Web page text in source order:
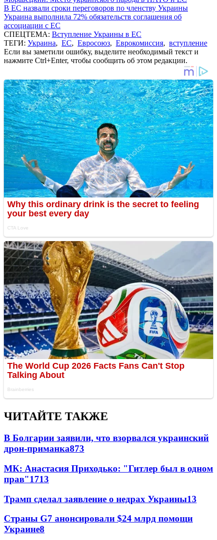
В ЕС назвали сроки переговоров по членству Украины
Украина выполнила 72% обязательств соглашения об
ассоциации с ЕС
СПЕЦТЕМА: Вступление Украины в ЕС
ТЕГИ: Украина, ЕС, Евросоюз, Еврокомиссия, вступление
Если вы заметили ошибку, выделите необходимый текст и
нажмите Ctrl+Enter, чтобы сообщить об этом редакции.
ЧИТАЙТЕ ТАКЖЕ
В Болгарии заявили, что взорвался украинский
дрон-приманка873
МК: Анастасия Приходько: "Гитлер был в одном
прав"1713
Трамп сделал заявление о недрах Украины13
Страны G7 анонсировали $24 млрд помощи
Украине8